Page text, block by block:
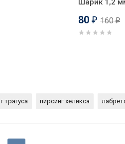
Шарик 1,2
80 ₽ 160₽
трагуса пирсинг хеликса
лабреты 1,2 мм.